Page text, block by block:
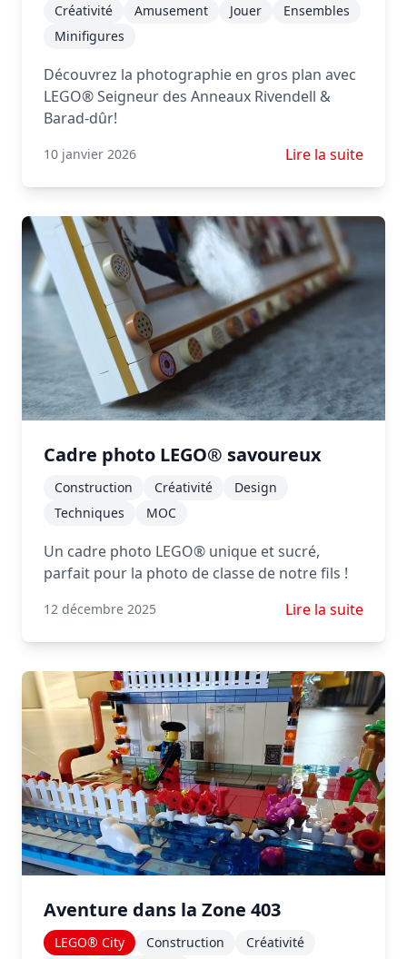
Créativité Amusement Jouer
Ensembles
Minifigures
Découvrez la photographie en gros plan avec
LEGO® Seigneur des Anneaux Rivendell &
Barad-dûr!
10 janvier 2026 En savoir plus
Lire la suite
Cadre photo LEGO® savoureux
Construction Créativité
Design
Techniques
MOC
Un cadre photo LEGO® unique et sucré,
parfait pour la photo de classe de notre fils !
12 décembre 2025 En savoir plus
Lire la suite
Aventure dans la Zone 403
LEGO® City Construction
Créativité